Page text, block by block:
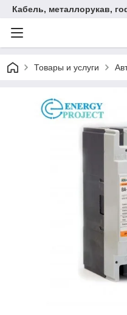
Кабель, металлорукав,
Товары и услуги